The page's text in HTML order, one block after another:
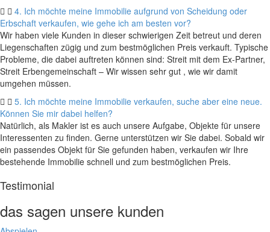
4. Ich möchte meine Immobilie aufgrund von Scheidung oder
Erbschaft verkaufen, wie gehe ich am besten vor?
Wir haben viele Kunden in dieser schwierigen Zeit betreut und deren
Liegenschaften zügig und zum bestmöglichen Preis verkauft. Typische
Probleme, die dabei auftreten können sind: Streit mit dem Ex-Partner,
Streit Erbengemeinschaft – Wir wissen sehr gut , wie wir damit
umgehen müssen.
5. Ich möchte meine Immobilie verkaufen, suche aber eine neue.
Können Sie mir dabei helfen?
Natürlich, als Makler ist es auch unsere Aufgabe, Objekte für unsere
Interessenten zu finden. Gerne unterstützen wir Sie dabei. Sobald wir
ein passendes Objekt für Sie gefunden haben, verkaufen wir Ihre
bestehende Immobilie schnell und zum bestmöglichen Preis.
Testimonial
das sagen unsere kunden